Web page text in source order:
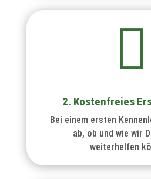

2. Kostenfreies
Bei einem ersten
ab, ob und wie wir
weiterhelfen